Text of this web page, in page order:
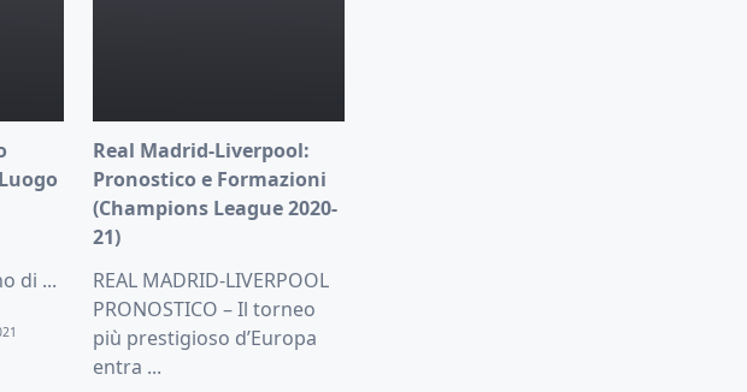
di ...
Real Madrid-Liverpool:
Pronostico e Formazioni
(Champions League 2020-
21)
REAL MADRID-LIVERPOOL
PRONOSTICO – Il torneo
più prestigioso d’Europa
entra ...